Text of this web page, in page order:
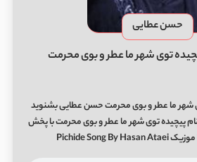
حسن عطایی
توی شهر ما عطر و بوی محرمت
شهر ما عطر و بوی محرمت حسن عطایی بشنوید
پیچیده توی شهر ما عطر و بوی محرمت با پخش